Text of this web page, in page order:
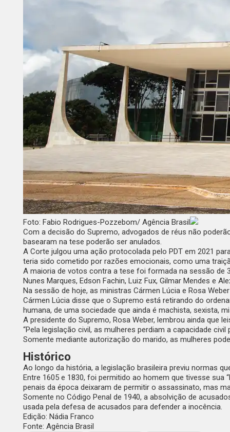
Foto: Fabio Rodrigues-Pozzebom/ Agência Brasil
Com a decisão do Supremo, advogados de réus não
basearam na tese poderão ser anulados.
A Corte julgou uma ação protocolada pelo PDT em 2021
teria sido cometido por razões emocionais, como uma
A maioria de votos contra a tese foi formada na sessão de
Nunes Marques, Edson Fachin, Luiz Fux, Gilmar Mendes e
Na sessão de hoje, as ministras Cármen Lúcia e Rosa
Cármen Lúcia disse que o Supremo está retirando do
humana, de uma sociedade que ainda é machista, sexista,
A presidente do Supremo, Rosa Weber, lembrou ainda que
“Pela legislação civil, as mulheres perdiam a capacidade
Somente mediante autorização do marido, as mulheres
Histórico
Ao longo da história, a legislação brasileira previu normas
Entre 1605 e 1830, foi permitido ao homem que tivesse sua
penais da época deixaram de permitir o assassinato, mas
Somente no Código Penal de 1940, a absolvição de
usada pela defesa de acusados para defender a inocência.
Edição: Nádia Franco
Fonte: Agência Brasil